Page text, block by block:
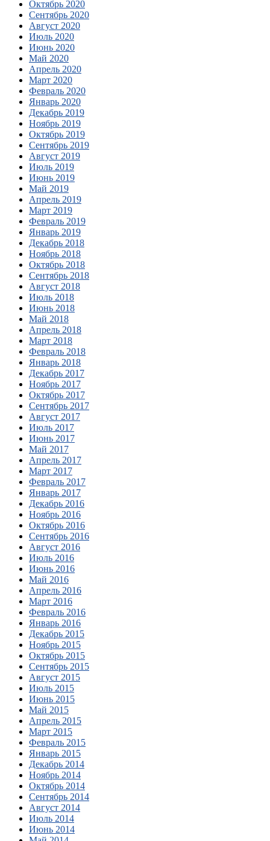
Октябрь 2020
Сентябрь 2020
Август 2020
Июль 2020
Июнь 2020
Май 2020
Апрель 2020
Март 2020
Февраль 2020
Январь 2020
Декабрь 2019
Ноябрь 2019
Октябрь 2019
Сентябрь 2019
Август 2019
Июль 2019
Июнь 2019
Май 2019
Апрель 2019
Март 2019
Февраль 2019
Январь 2019
Декабрь 2018
Ноябрь 2018
Октябрь 2018
Сентябрь 2018
Август 2018
Июль 2018
Июнь 2018
Май 2018
Апрель 2018
Март 2018
Февраль 2018
Январь 2018
Декабрь 2017
Ноябрь 2017
Октябрь 2017
Сентябрь 2017
Август 2017
Июль 2017
Июнь 2017
Май 2017
Апрель 2017
Март 2017
Февраль 2017
Январь 2017
Декабрь 2016
Ноябрь 2016
Октябрь 2016
Сентябрь 2016
Август 2016
Июль 2016
Июнь 2016
Май 2016
Апрель 2016
Март 2016
Февраль 2016
Январь 2016
Декабрь 2015
Ноябрь 2015
Октябрь 2015
Сентябрь 2015
Август 2015
Июль 2015
Июнь 2015
Май 2015
Апрель 2015
Март 2015
Февраль 2015
Январь 2015
Декабрь 2014
Ноябрь 2014
Октябрь 2014
Сентябрь 2014
Август 2014
Июль 2014
Июнь 2014